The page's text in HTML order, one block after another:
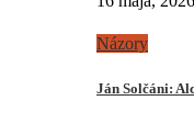
Názory
Ján Solčáni: